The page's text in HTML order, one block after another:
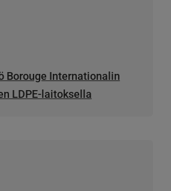
Borouge Internationalin
LDPE-laitoksella